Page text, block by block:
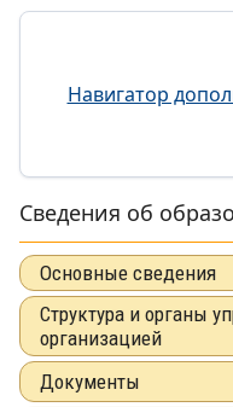
Навигатор
Сведения об
Основные сведения
Структура и органы
организацией
Документы